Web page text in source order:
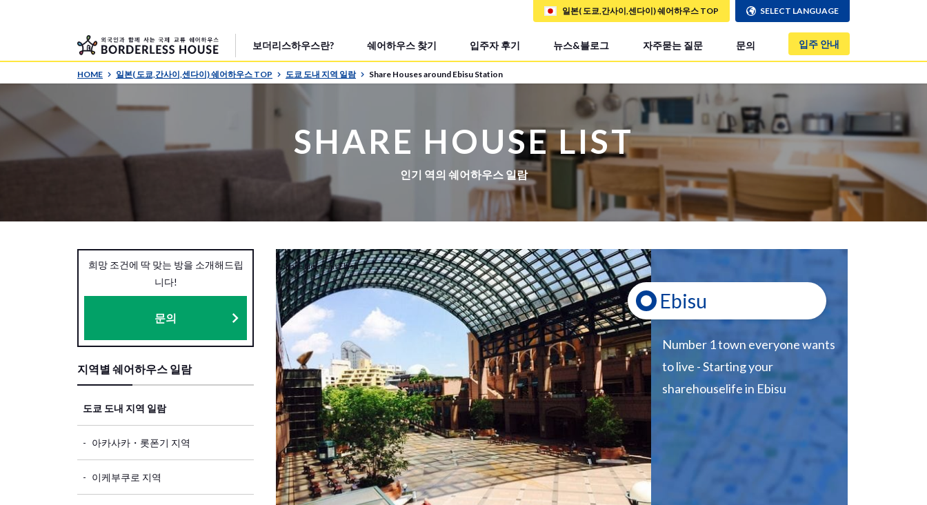
보더리스하우스란? 쉐어하우스 찾기 입주자 후기 뉴스&블로그 자주묻는 질문 문의 입주 안내
일본( 도쿄,간사이,센다이) 쉐어하우스 TOP SELECT LANGUAGE
HOME 일본( 도쿄,간사이,센다이) 쉐어하우스 TOP 도쿄 도내 지역 일람 Share Houses around Ebisu Station
SHARE HOUSE LIST
인기 역의 쉐어하우스 일람
희망 조건에 딱 맞는 방을 소개해드립
니다!
문의
지역별 쉐어하우스 일람
도쿄 도내 지역 일람
아카사카・롯폰기 지역
이케부쿠로 지역
Share House in Ebisu
Ebisu
Number 1 town everyone wants
to live - Starting your
sharehouselife in Ebisu